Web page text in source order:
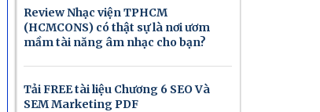
Review Nhạc viện TPHCM
(HCMCONS) có thật sự là nơi ươm
mầm tài năng âm nhạc cho bạn?
Tải FREE tài liệu Chương 6 SEO Và
SEM Marketing PDF